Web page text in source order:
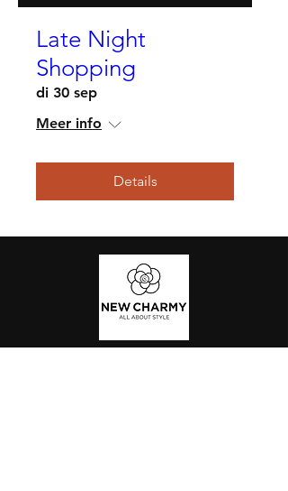
Late Night
Shopping
di 30 sep
Meer info
Details